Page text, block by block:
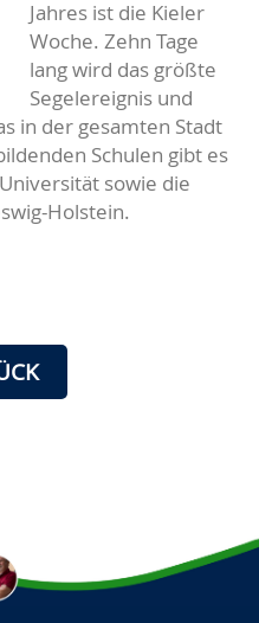
Jahres ist die Kieler
Woche. Zehn Tage
lang wird das größte
Segelereignis und
in der gesamten Stadt
Schulen gibt es
sowie die
Holstein.